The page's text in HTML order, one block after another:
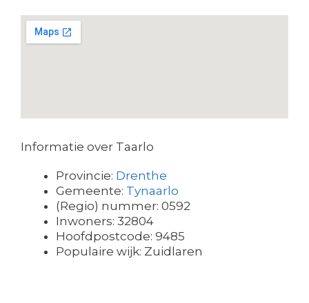
Informatie over Taarlo
Provincie: Drenthe
Gemeente: Tynaarlo
(Regio) nummer: 0592
Inwoners: 32804
Hoofdpostcode: 9485
Populaire wijk: Zuidlaren